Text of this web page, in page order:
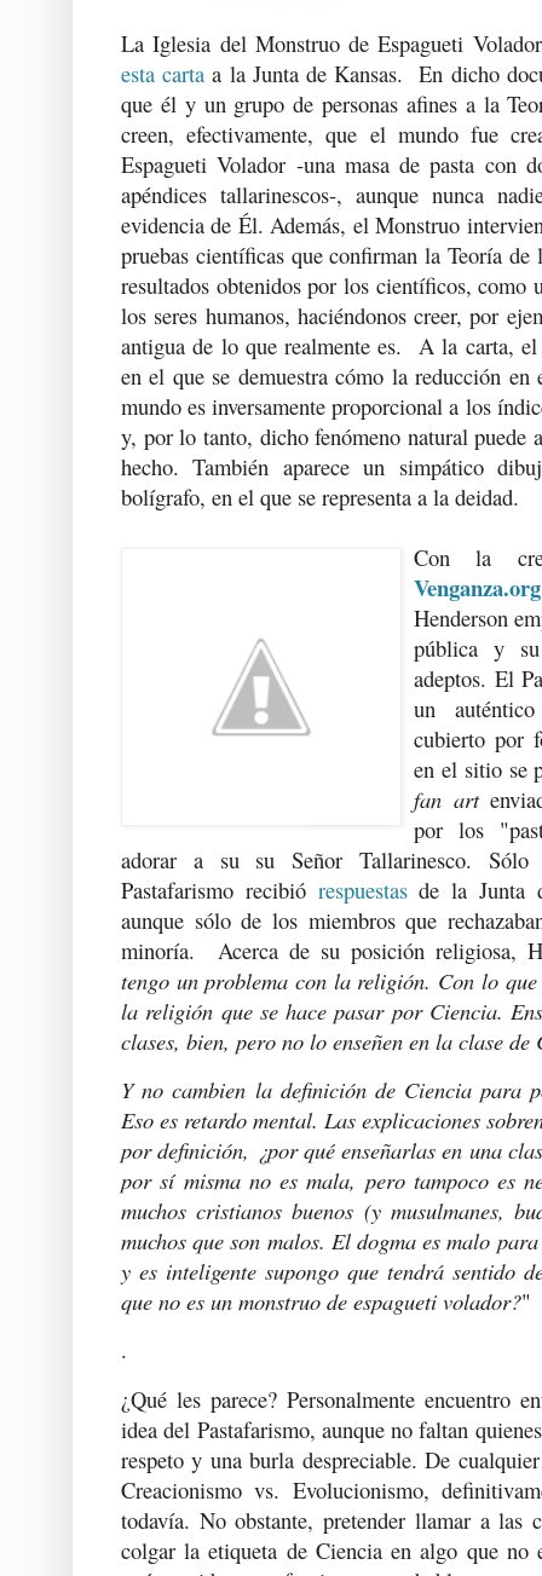
La Iglesia del Monstruo de Espagueti
esta carta a la Junta de Kansas. En dicho
que él y un grupo de personas afines a la
creen, efectivamente, que el mundo fue
Espagueti Volador -una masa de pasta con
apéndices tallarinescos-, aunque nunca
evidencia de Él. Además, el Monstruo
pruebas científicas que confirman la Teoría
resultados obtenidos por los científicos, como
los seres humanos, haciéndonos creer, por
antigua de lo que realmente es. A la carta, el
en el que se demuestra cómo la reducción
mundo es inversamente proporcional a los
y, por lo tanto, dicho fenómeno natural puede
hecho. También aparece un simpático
bolígrafo, en el que se representa a la deidad.
Con la
Venganza.org
Henderson
pública y
adeptos. El
un
cubierto por
en el sitio se
fan art
por los
adorar a su su Señor Tallarinesco.
Pastafarismo recibió respuestasde la Junta
aunque sólo de los miembros que
minoría. Acerca de su posición religiosa,
tengo un problema con la religión. Con lo
la religión que se hace pasar por Ciencia.
clases, bien, pero no lo enseñen en la clase de
Y no cambien la definición de Ciencia para
Eso es retardo mental. Las explicaciones
por definición, ¿por qué enseñarlas en una
por sí misma no es mala, pero tampoco es
muchos cristianos buenos (y musulmanes,
muchos que son malos. El dogma es malo
y es inteligente supongo que tendrá sentido
que no es un monstruo de espagueti volador?"
.
¿Qué les parece? Personalmente encuentro
idea del Pastafarismo, aunque no faltan
respeto y una burla despreciable. De
Creacionismo vs. Evolucionismo,
todavía. No obstante, pretender llamar a las
colgar la etiqueta de Ciencia en algo que no